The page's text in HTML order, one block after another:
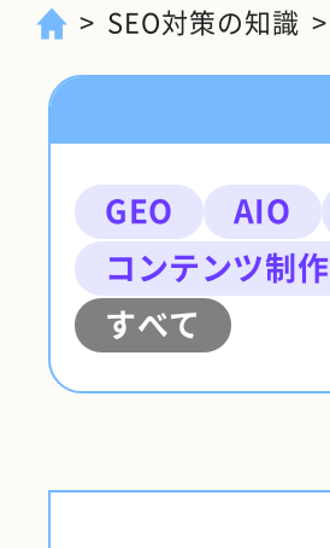
SEO対策の知識
GEO AIO
コンテンツ制作
すべて